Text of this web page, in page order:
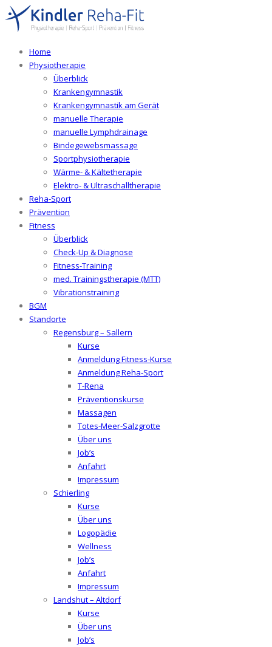
Home
Physiotherapie
Überblick
Krankengymnastik
Krankengymnastik am Gerät
manuelle Therapie
manuelle Lymphdrainage
Bindegewebsmassage
Sportphysiotherapie
Wärme- & Kältetherapie
Elektro- & Ultraschalltherapie
Reha-Sport
Prävention
Fitness
Überblick
Check-Up & Diagnose
Fitness-Training
med. Trainingstherapie (MTT)
Vibrationstraining
BGM
Standorte
Regensburg – Sallern
Kurse
Anmeldung Fitness-Kurse
Anmeldung Reha-Sport
T-Rena
Präventionskurse
Massagen
Totes-Meer-Salzgrotte
Über uns
Job’s
Anfahrt
Impressum
Schierling
Kurse
Über uns
Logopädie
Wellness
Job’s
Anfahrt
Impressum
Landshut – Altdorf
Kurse
Über uns
Job’s